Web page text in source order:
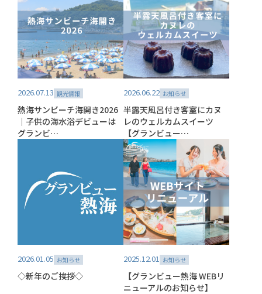
2026.07.13 観光情報
熱海サンビーチ海開き2026
｜子供の海水浴デビューは
グランビ…
2026.06.22 お知らせ
半露天風呂付き客室にカヌ
レのウェルカムスイーツ
【グランビュー…
2026.01.05 お知らせ
◇新年のご挨拶◇
2025.12.01 お知らせ
【グランビュー熱海 WEBリ
ニューアルのお知らせ】